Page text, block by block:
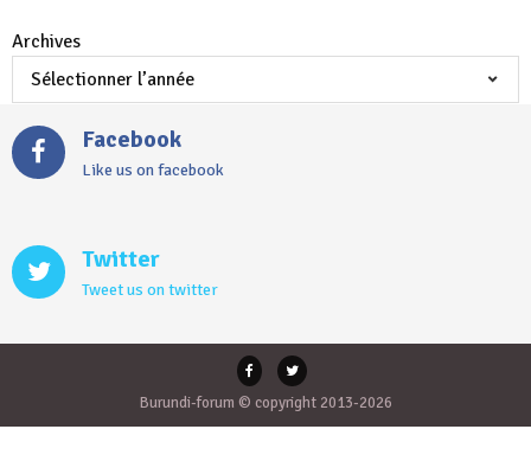
Archives
Facebook
Like us on facebook
Twitter
Tweet us on twitter
Burundi-forum © copyright 2013-2026